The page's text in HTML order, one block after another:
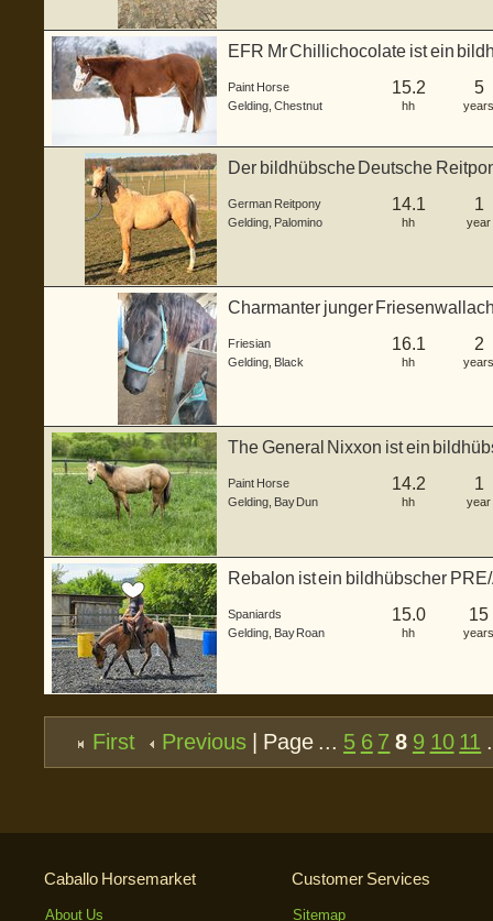
EFR Mr Chillichocolate ist ein
Paint Horse
Gelding Chestnut
15.2
hh
5
years
Der bildhübsche Deutsche
German Reitpony
Gelding Palomino
14.1
hh
1
year
Charmanter junger
Friesian
Gelding Black
16.1
hh
2
years
The General Nixxon ist ein
Paint Horse
Gelding Bay Dun
14.2
hh
1
year
Rebalon ist ein bildhübscher
Spaniards
Gelding Bay Roan
15.0
hh
15
years
First Previous | Page ... 5 6 7 8 9 10 11
Caballo Horsemarket
About Us
Customer Services
Sitemap